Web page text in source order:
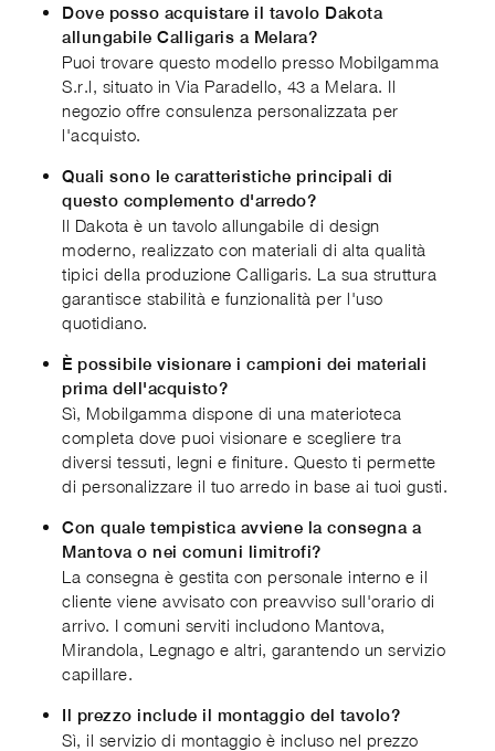
Dove posso acquistare il tavolo Dakota
allungabile Calligaris a Melara?
Puoi trovare questo modello presso Mobilgamma
S.r.l, situato in Via Paradello, 43 a Melara. Il
negozio offre consulenza personalizzata per
l'acquisto.
Quali sono le caratteristiche principali di
questo complemento d'arredo?
Il Dakota è un tavolo allungabile di design
moderno, realizzato con materiali di alta qualità
tipici della produzione Calligaris. La sua struttura
garantisce stabilità e funzionalità per l'uso
quotidiano.
È possibile visionare i campioni dei materiali
prima dell'acquisto?
Sì, Mobilgamma dispone di una materioteca
completa dove puoi visionare e scegliere tra
diversi tessuti, legni e finiture. Questo ti permette
di personalizzare il tuo arredo in base ai tuoi gusti.
Con quale tempistica avviene la consegna a
Mantova o nei comuni limitrofi?
La consegna è gestita con personale interno e il
cliente viene avvisato con preavviso sull'orario di
arrivo. I comuni serviti includono Mantova,
Mirandola, Legnago e altri, garantendo un servizio
capillare.
Il prezzo include il montaggio del tavolo?
Sì, il servizio di montaggio è incluso nel prezzo